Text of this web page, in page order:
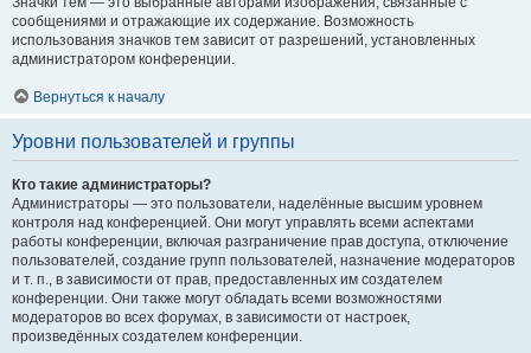
сообщениями и отражающие их содержание. Возможность
использования значков тем зависит от разрешений, установленных
администратором конференции.
Вернуться к началу
Уровни пользователей и группы
Кто такие администраторы?
Администраторы — это пользователи, наделённые высшим уровнем
контроля над конференцией. Они могут управлять всеми аспектами
работы конференции, включая разграничение прав доступа, отключение
пользователей, создание групп пользователей, назначение модераторов
и т. п., в зависимости от прав, предоставленных им создателем
конференции. Они также могут обладать всеми возможностями
модераторов во всех форумах, в зависимости от настроек,
произведённых создателем конференции.